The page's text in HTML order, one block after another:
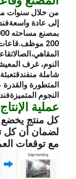
من خلال سنوات من
إلى عادة واسعة
200 موظف.
المقاهي،الصالات
النوم، غرف
شاملة منفندقتعبئة
النجوم المتميزة
عملية الإنتاج
كل منتج
لضمان أن كل
مع توقعات